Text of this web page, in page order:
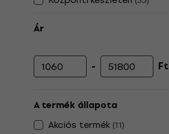
Ár
Minimális ár
- Maximális árFt
A termék állapota
Akciós termék (11)